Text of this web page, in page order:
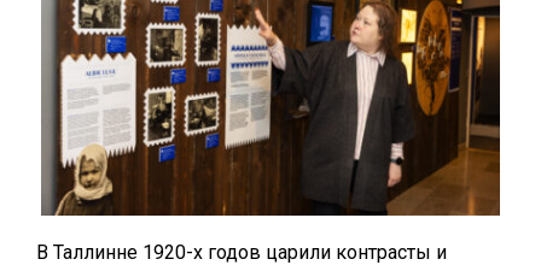
В Таллинне 1920-х годов царили контрасты и